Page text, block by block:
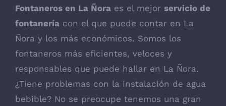
Fontaneros en La Ñora es el mejor servicio de
fontanería con el que puede contar en La
Ñora y los más económicos. Somos los
fontaneros más eficientes, veloces y
responsables que puede hallar en La Ñora.
¿Tiene problemas con la instalación de agua
bebible? No se preocupe tenemos una gran